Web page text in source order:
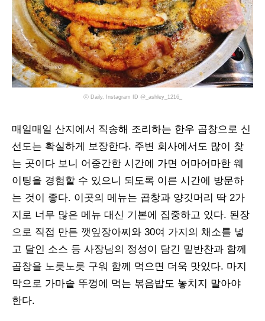
ⓒ Daily, Instagram ID @_ashley_1216_
매일매일 산지에서 직송해 조리하는 한우 곱창으로 신
선도는 확실하게 보장한다. 주변 회사에서도 많이 찾
는 곳이다 보니 어중간한 시간에 가면 어마어마한 웨
이팅을 경험할 수 있으니 되도록 이른 시간에 방문하
는 것이 좋다. 이곳의 메뉴는 곱창과 양깃머리 딱 2가
지로 너무 많은 메뉴 대신 기본에 집중하고 있다. 된장
으로 직접 만든 깻잎장아찌와 30여 가지의 채소를 넣
고 달인 소스 등 사장님의 정성이 담긴 밑반찬과 함께
곱창을 노릇노릇 구워 함께 먹으면 더욱 맛있다. 마지
막으로 가마솥 뚜껑에 먹는 볶음밥도 놓치지 말아야
한다.